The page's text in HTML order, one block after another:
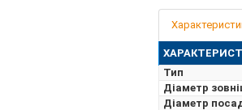
Тип
Діаметр
Діаметр